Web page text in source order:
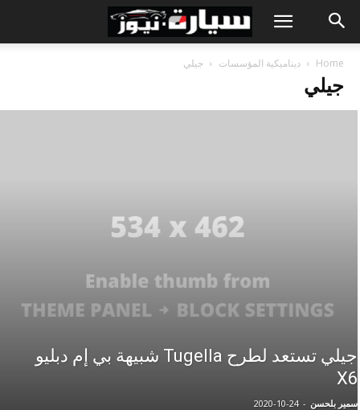
Home ديناميكية المؤسسات جيلي
جيلي
جيلي تستعد لطرح Tugella شبيهة بي إم دبليو
X6
سمير بلحسن -
2020-10-24